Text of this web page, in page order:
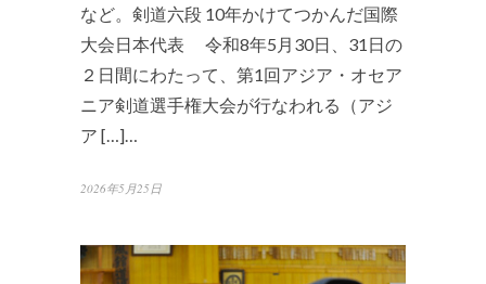
など。剣道六段 10年かけてつかんだ国際
大会日本代表 令和8年5月30日、31日の
２日間にわたって、第1回アジア・オセア
ニア剣道選手権大会が行なわれる（アジ
ア […]…
2026年5月25日